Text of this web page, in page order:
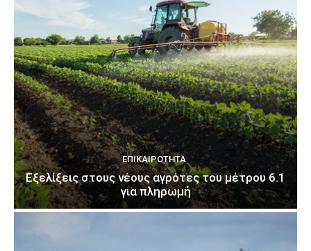
ΕΠΙΚΑΙΡΌΤΗΤΑ
Εξελίξεις στους νέους αγρότες του μέτρου 6.1
για πληρωμή